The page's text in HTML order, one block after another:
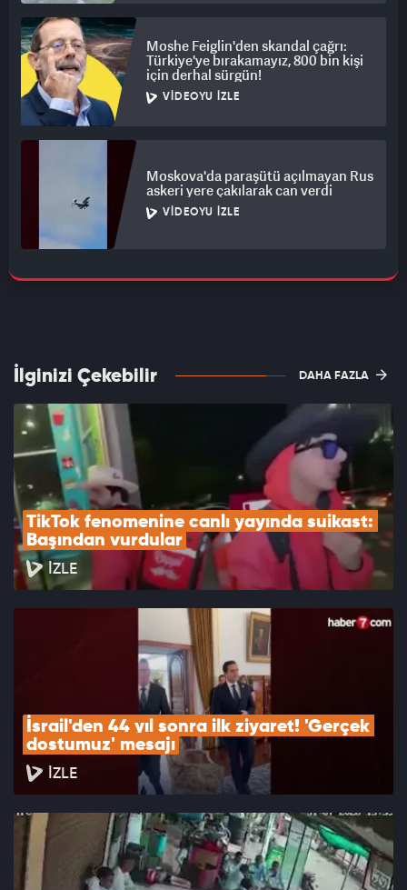
Moshe Feiglin'den skandal çağrı:
Türkiye'ye bırakamayız, 800 bin kişi
için derhal sürgün!
VIDEOYU İZLE
Moskova'da paraşütü açılmayan Rus
askeri yere çakılarak can verdi
VIDEOYU İZLE
İlginizi Çekebilir DAHA FAZLA
TikTok fenomenine canlı yayında suikast:
Başından vurdular
İZLE
İsrail'den 44 yıl sonra ilk ziyaret! 'Gerçek
dostumuz' mesajı
İZLE